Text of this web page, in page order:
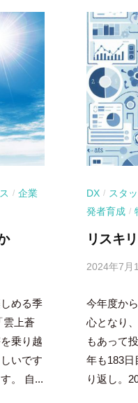
/ 企業
める季
雲上蒼
乗り越
いです
。 自...
DX / スタ
発者育成 /
リスキ
2024年7月
今年度か
心となり
もあって
年も183日
り返し。